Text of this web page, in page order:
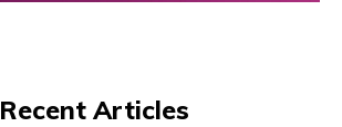
Recent Articles